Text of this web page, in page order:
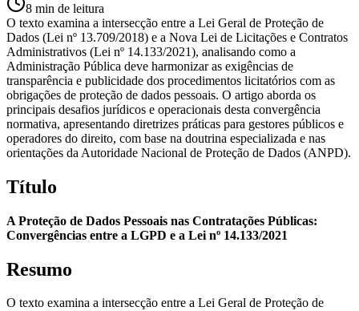
8 min de leitura
O texto examina a intersecção entre a Lei Geral de Proteção de
Dados (Lei nº 13.709/2018) e a Nova Lei de Licitações e Contratos
Administrativos (Lei nº 14.133/2021), analisando como a
Administração Pública deve harmonizar as exigências de
transparência e publicidade dos procedimentos licitatórios com as
obrigações de proteção de dados pessoais. O artigo aborda os
principais desafios jurídicos e operacionais desta convergência
normativa, apresentando diretrizes práticas para gestores públicos e
operadores do direito, com base na doutrina especializada e nas
orientações da Autoridade Nacional de Proteção de Dados (ANPD).
Título
A Proteção de Dados Pessoais nas Contratações Públicas:
Convergências entre a LGPD e a Lei nº 14.133/2021
Resumo
O texto examina a intersecção entre a Lei Geral de Proteção de